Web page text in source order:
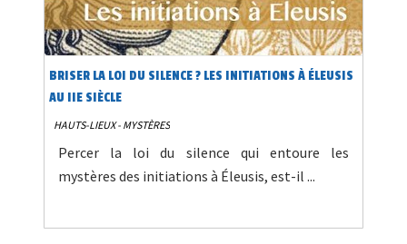
BRISER LA LOI DU SILENCE ? LES INITIATIONS À ÉLEUSIS
AU IIE SIÈCLE
HAUTS-LIEUX - MYSTÈRES
Percer la loi du silence qui entoure les
mystères des initiations à Éleusis, est-il ...